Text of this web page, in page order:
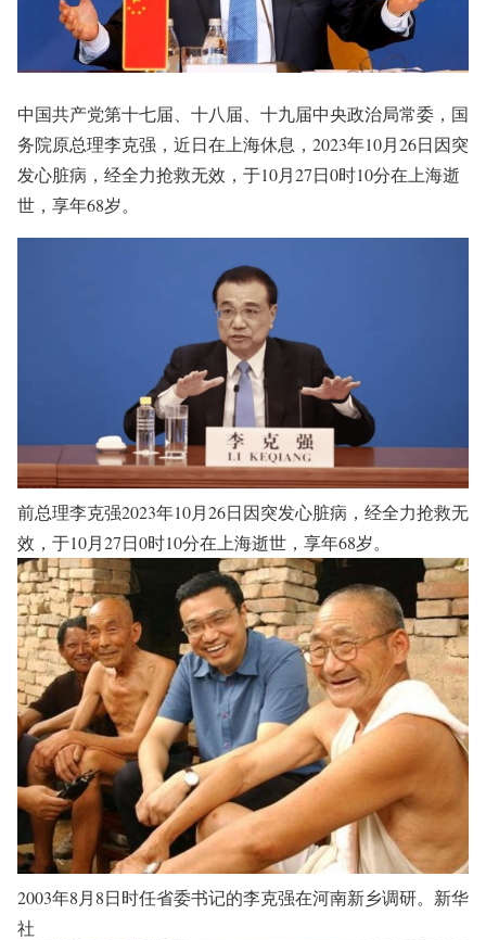
中国共产党第十七届、十八届、十九届中央政治局常委，国
务院原总理李克强，近日在上海休息，2023年10月26日因突
发心脏病，经全力抢救无效，于10月27日0时10分在上海逝
世，享年68岁。
前总理李克强2023年10月26日因突发心脏病，经全力抢救无
效，于10月27日0时10分在上海逝世，享年68岁。
2003年8月8日时任省委书记的李克强在河南新乡调研。新华
社